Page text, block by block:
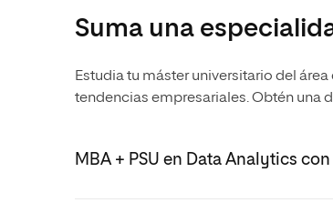
Suma una
Estudia tu máster universitario del área
tendencias empresariales. Obtén una
MBA + PSU en Data Analytics con